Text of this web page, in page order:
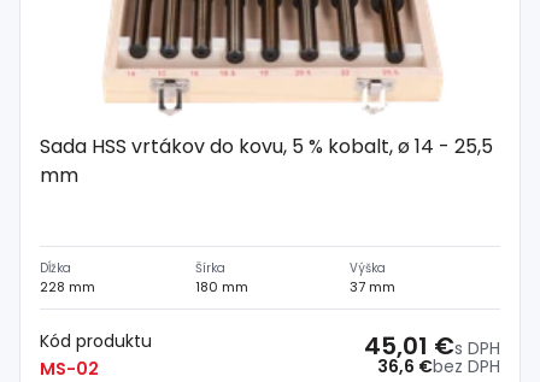
Sada HSS vrtákov do kovu, 5 % kobalt, ø 14 - 25,5
mm
Dĺžka
228 mm
Šírka
180 mm
Výška
37 mm
Kód produktu
MS-02
36,6 €bez DPH
45,01 €s DPH